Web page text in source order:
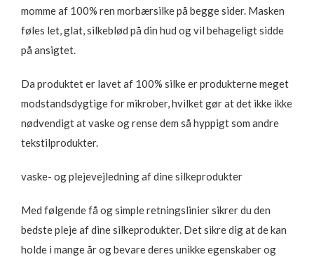
momme af 100% ren morbærsilke på begge sider. Masken
føles let, glat, silkeblød på din hud og vil behageligt sidde
på ansigtet.
Da produktet er lavet af 100% silke er produkterne meget
modstandsdygtige for mikrober, hvilket gør at det ikke ikke
nødvendigt at vaske og rense dem så hyppigt som andre
tekstilprodukter.
vaske- og plejevejledning af dine silkeprodukter
Med følgende få og simple retningslinier sikrer du den
bedste pleje af dine silkeprodukter. Det sikre dig at de kan
holde i mange år og bevare deres unikke egenskaber og